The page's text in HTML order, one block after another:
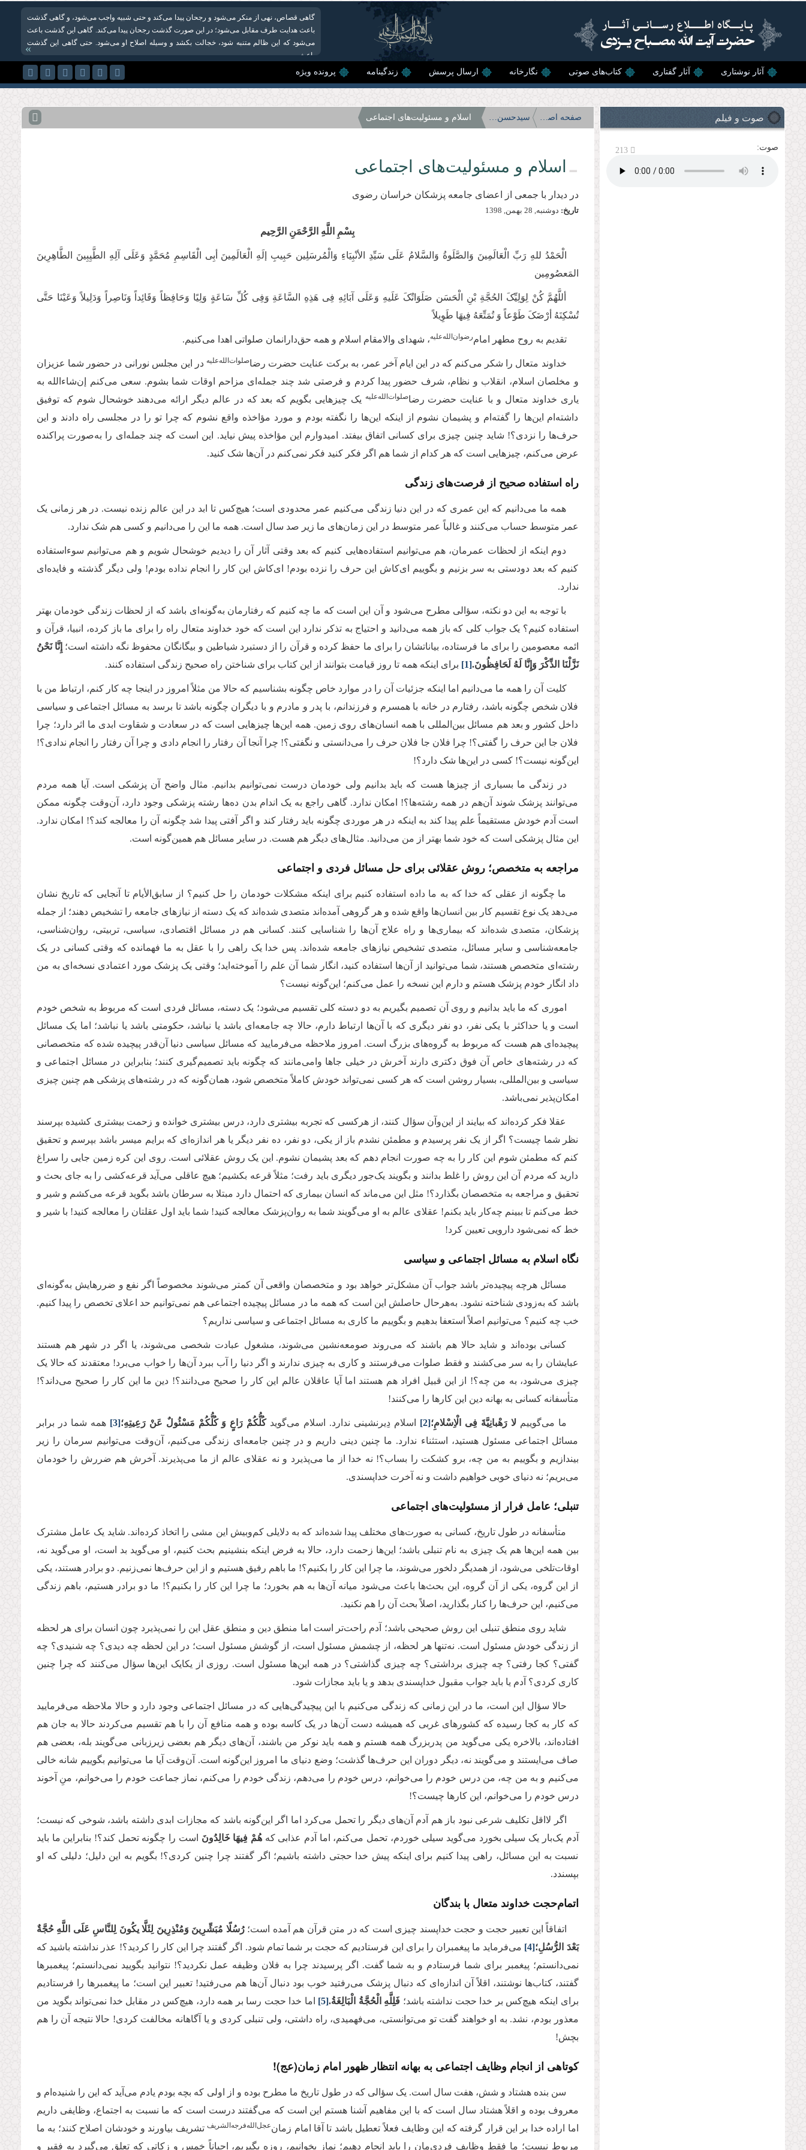
گاهی قصاص، نهی از منکر می‌شود و رجحان پیدا می‌کند و حتی شبیه واجب می‌شود، و گاهی گذشت
باعث هدایت طرف مقابل می‌شود؛ در این صورت گذشت رجحان پیدا می‌کند. گاهی این گذشت باعث
می‌شود که این ظالم متنبه شود، خجالت بکشد و وسیله اصلاح او می‌شود. حتی گاهی این گذشت
باعث...
»
آثار نوشتاری آثار گفتاری کتاب‌های صوتی نگارخانه ارسال پرسش زندگینامه پرونده ویژه
صوت و فیلم
صوت: 213
صفحه اصلی سیدحسن نصرالله؛ ولی خدا و یار امام زمان (عج) اسلام و مسئولیت‌های اجتماعی
اسلام و مسئولیت‌های اجتماعی
در دیدار با جمعی از اعضای جامعه پزشكان خراسان رضوی
تاریخ: دوشنبه, 28 بهمن, 1398
بِسْمِ اللَّهِ الرَّحْمَنِ الرَّحِیم
الْحَمْدُ للهِ رَبِّ الْعَالَمِینَ وَالصَّلَوةُ وَالسَّلامُ عَلَی سَیِّدِ الأنْبِیَاءِ وَالْمُرسَلِین حَبِیبِ إلَهِ الْعَالَمِینَ أبِی الْقَاسِمِ مُحَمَّدٍ وَعَلَی آلِهِ الطَّیِبِینَ الطَّاهِرِینَ
المَعصُومِین
أللَّهُمَّ کُنْ لِوَلِیِّکَ الحُجَّةِ بْنِ الْحَسَن صَلَوَاتُکَ عَلَیهِ وَعَلَی آبَائِهِ فِی هَذِهِ السَّاعَةِ وَفِی کُلِّ سَاعَةٍ‌ وَلِیًا وَحَافِظاً وَقَائِداً وَنَاصِراً وَدَلِیلاً وَعَیْنَا حَتَّی
تُسْکِنَهُ أرْضَکَ طَوْعاً وَ تُمَتِّعَهُ فِیهَا طَوِیلاً
تقدیم به روح مطهر امام‌رضوان‌‌الله‌‌علیه، شهدای والامقام اسلام و همه حق‌دارانمان صلواتی اهدا می‌کنیم.
خداوند متعال را شکر می‌کنم که در این ایام آخر عمر، به برکت عنایت حضرت رضا‌صلوات‌الله‌علیه در این مجلس نورانی در حضور شما عزیزان
و مخلصان اسلام، انقلاب و نظام، شرف حضور پیدا کردم و فرصتی شد چند جمله‌ای مزاحم اوقات شما بشوم. سعی می‌کنم إن‌شاء‌الله به
یاری خداوند متعال و با عنایت حضرت رضا‌صلوات‌الله‌علیه یک چیزهایی بگویم که بعد که در عالم دیگر ارائه می‌دهند خوشحال شوم که توفیق
داشته‌ام این‌ها را گفته‌ام و پشیمان نشوم از اینکه این‌ها را نگفته بودم و مورد مؤاخذه واقع نشوم که چرا تو را در مجلسی راه دادند و این
حرف‌ها را نزدی؟! شاید چنین چیزی برای کسانی اتفاق بیفتد. امیدوارم این مؤاخذه پیش نیاید. این است که چند جمله‌ای را به‌صورت پراکنده
عرض می‌کنم، چیزهایی است که هر کدام از شما هم اگر فکر کنید فکر نمی‌کنم در آن‌ها شک کنید.
راه استفاده صحیح از فرصت‌های زندگی
همه ما می‌دانیم که این عمری که در این دنیا زندگی می‌کنیم عمر محدودی است؛ هیچ‌کس تا ابد در این عالم زنده نیست. در هر زمانی یک
عمر متوسط حساب می‌کنند و غالباً عمر متوسط در این زمان‌های ما زیر صد سال است. همه ما این را می‌دانیم و کسی هم شک ندارد.
دوم اینکه از لحظات عمرمان، هم می‌توانیم استفاده‌هایی کنیم که بعد وقتی آثار آن را دیدیم خوشحال شویم و هم می‌توانیم سوءاستفاده
کنیم که بعد دودستی به سر بزنیم و بگوییم ای‌کاش این حرف را نزده بودم! ای‌کاش این کار را انجام نداده بودم! ولی دیگر گذشته و فایده‌ای
ندارد.
با توجه به این دو نکته، سؤالی مطرح می‌شود و آن این است که ما چه کنیم که رفتارمان به‌گونه‌ای باشد که از لحظات زندگی خودمان بهتر
استفاده کنیم؟ یک جواب کلی که باز همه می‌دانید و احتیاج به تذکر ندارد این است که خود خداوند متعال راه را برای ما باز کرده، انبیا، قرآن و
ائمه معصومین را برای ما فرستاده، بیاناتشان را برای ما حفظ کرده و قرآن را از دستبرد شیاطین و بیگانگان محفوظ نگه داشته است؛ إِنَّا نَحْنُ
نَزَّلْنَا الذِّكْرَ وَإِنَّا لَهُ لَحَافِظُونَ.[1] برای اینکه همه تا روز قیامت بتوانند از این کتاب برای شناختن راه صحیح زندگی استفاده کنند.
کلیت آن را همه ما می‌دانیم اما اینکه جزئیات آن را در موارد خاص چگونه بشناسیم که حالا من مثلاً امروز در اینجا چه ‌کار کنم، ارتباط من با
فلان شخص چگونه باشد، رفتارم در خانه با همسرم و فرزندانم، با پدر و مادرم و با دیگران چگونه باشد تا برسد به مسائل اجتماعی و سیاسی
داخل کشور و بعد هم مسائل بین‌المللی با همه انسان‌های روی زمین. همه این‌ها چیزهایی است که در سعادت و شقاوت ابدی ما اثر دارد؛ چرا
فلان جا این حرف را گفتی؟! چرا فلان جا فلان حرف را می‌دانستی و نگفتی؟! چرا آنجا آن رفتار را انجام دادی و چرا آن رفتار را انجام ندادی؟!
این‌گونه نیست؟! کسی در این‌ها شک دارد؟!
در زندگی ما بسیاری از چیزها هست که باید بدانیم ولی خودمان درست نمی‌توانیم بدانیم. مثال واضح آن پزشکی است. آیا همه مردم
می‌توانند پزشک شوند آن‌هم در همه رشته‌ها؟! امکان ندارد. گاهی راجع به یک اندام بدن ده‌ها رشته پزشکی وجود دارد، آن‌وقت چگونه ممکن
است آدم خودش مستقیماً علم پیدا کند به اینکه در هر موردی چگونه باید رفتار کند و اگر آفتی پیدا شد چگونه آن را معالجه کند؟! امکان ندارد.
این مثال پزشکی است که خود شما بهتر از من می‌دانید. مثال‌های دیگر هم هست. در سایر مسائل هم همین‌گونه است.
مراجعه به متخصص؛ روش عقلائی برای حل مسائل فردی و اجتماعی
ما چگونه از عقلی که خدا که به ما داده استفاده ‌کنیم برای اینکه مشکلات خودمان را حل کنیم؟ از سابق‌الأیام تا آنجایی که تاریخ نشان
می‌دهد یک نوع تقسیم کار بین انسان‌ها واقع شده و هر گروهی آمده‌اند متصدی شده‌اند که یک دسته از نیازهای جامعه را تشخیص دهند؛ از جمله
پزشکان، متصدی شده‌اند که بیماری‌ها و راه علاج آن‌ها را شناسایی کنند. کسانی هم در مسائل اقتصادی، سیاسی، تربیتی، روان‌شناسی،
جامعه‌شناسی و سایر مسائل، متصدی تشخیص نیازهای جامعه شده‌اند. پس خدا یک راهی را با عقل به ما فهمانده که وقتی کسانی در یک
رشته‌ای متخصص هستند، شما می‌توانید از آن‌ها استفاده کنید، انگار شما آن علم را آموخته‌اید؛ وقتی یک پزشک مورد اعتمادی نسخه‌ای به من
داد انگار خودم پزشک هستم و دارم این نسخه را عمل می‌کنم؛ این‌گونه نیست؟
اموری که ما باید بدانیم و روی آن تصمیم بگیریم به دو دسته کلی تقسیم می‌شود؛ یک دسته، مسائل فردی است که مربوط به شخص خودم
است و یا حداکثر با یکی نفر، دو نفر دیگری که با آن‌ها ارتباط دارم، حالا چه جامعه‌ای باشد یا نباشد، حکومتی باشد یا نباشد؛ اما یک مسائل
پیچیده‌ای هم هست که مربوط به گروه‌های بزرگ است. امروز ملاحظه می‌فرمایید که مسائل سیاسی دنیا آن‌قدر پیچیده شده که متخصصانی
که در رشته‌های خاص آن فوق دکتری دارند آخرش در خیلی جاها وامی‌مانند که چگونه باید تصمیم‌گیری کنند؛ بنابراین در مسائل اجتماعی و
سیاسی و بین‌المللی، بسیار روشن است که هر کسی نمی‌تواند خودش کاملاً متخصص شود، همان‌گونه که در رشته‌های پزشکی هم چنین چیزی
امکان‌پذیر نمی‌باشد.
عقلا فکر کرده‌اند که بیایند از این‌وآن سؤال کنند، از هرکسی که تجربه بیشتری دارد، درس بیشتری خوانده و زحمت بیشتری کشیده بپرسند
نظر شما چیست؟ اگر از یک نفر پرسیدم و مطمئن نشدم باز از یکی، دو نفر، ده نفر دیگر یا هر اندازه‌ای که برایم میسر باشد بپرسم و تحقیق
کنم که مطمئن شوم این کار را به چه صورت انجام دهم که بعد پشیمان نشوم. این یک روش عقلائی است. روی این کره زمین جایی را سراغ
دارید که مردم آن این روش را غلط بدانند و بگویند یک‌جور دیگری باید رفت؛ مثلاً قرعه بکشیم؛ هیچ عاقلی می‌آید قرعه‌کشی را به جای بحث و
تحقیق و مراجعه به متخصصان بگذارد؟! مثل این می‌ماند که انسان بیماری که احتمال دارد مبتلا به سرطان باشد بگوید قرعه می‌کشم و شیر و
خط می‌کنم تا ببینم چه‌کار باید بکنم! عقلای عالم به او می‌گویند شما به روان‌پزشک معالجه کنید! شما باید اول عقلتان را معالجه کنید! با شیر و
خط که نمی‌شود دارویی تعیین کرد!
نگاه اسلام به مسائل اجتماعی و سیاسی
مسائل هرچه پیچیده‌تر باشد جواب آن مشکل‌تر خواهد بود و متخصصان واقعی آن کمتر می‌شوند مخصوصاً اگر نفع و ضررهایش به‌گونه‌ای
باشد که به‌زودی شناخته نشود. به‌هرحال حاصلش این است که همه ما در مسائل پیچیده اجتماعی هم نمی‌توانیم حد اعلای تخصص را پیدا کنیم.
خب چه کنیم؟ می‌توانیم اصلاً استعفا بدهیم و بگوییم ما کاری به مسائل اجتماعی و سیاسی نداریم؟
کسانی بوده‌اند و شاید حالا هم باشند که می‌روند صومعه‌نشین می‌شوند، مشغول عبادت شخصی می‌شوند، یا اگر در شهر هم هستند
عبایشان را به سر می‌کشند و فقط صلوات می‌فرستند و کاری به چیزی ندارند و اگر دنیا را آب ببرد آن‌ها را خواب می‌برد! معتقدند که حالا یک
چیزی می‌شود، به من چه؟! از این قبیل افراد هم هستند اما آیا عاقلان عالم این کار را صحیح می‌دانند؟! دین ما این کار را صحیح می‌داند؟!
متأسفانه کسانی به بهانه دین این کارها را می‌کنند!
ما می‌گوییملا رَهْبانِیَّةَ فِی الْاِسْلامِ؛[2] اسلام دِیرنشینی ندارد. اسلام می‌گویدكُلُّكُمْ رَاعٍ وَ كُلُّكُمْ مَسْئُولٌ عَنْ رَعِیتِهِ؛[3] همه شما در برابر
مسائل اجتماعی مسئول هستید، استثناء ندارد. ما چنین دینی داریم و در چنین جامعه‌ای زندگی می‌کنیم، آن‌وقت می‌توانیم سرمان را زیر
بیندازیم و بگوییم به من چه، برو کشکت را بساب؟! نه خدا از ما می‌پذیرد و نه عقلای عالم از ما می‌پذیرند. آخرش هم ضررش را خودمان
می‌بریم؛ نه دنیای خوبی خواهیم داشت و نه آخرت خداپسندی.
تنبلی؛ عامل فرار از مسئولیت‌های اجتماعی
متأسفانه در طول تاریخ، کسانی به صورت‌های مختلف پیدا شده‌اند که به دلایلی کم‌وبیش این مشی را اتخاذ کرده‌اند. شاید یک عامل مشترک
بین همه این‌ها هم یک چیزی به نام تنبلی باشد؛ این‌ها زحمت دارد، حالا به فرض اینکه بنشینیم بحث کنیم، او می‌گوید بد است، او می‌گوید نه،
اوقات‌تلخی می‌شود، از همدیگر دلخور می‌شوند، ما چرا این کار را بکنیم؟! ما باهم رفیق هستیم و از این حرف‌ها نمی‌زنیم. دو برادر هستند، یکی
از این گروه، یکی از آن گروه، این بحث‌ها باعث می‌شود میانه آن‌ها به هم بخورد؛ ما چرا این کار را بکنیم؟! ما دو برادر هستیم، باهم زندگی
می‌کنیم، این حرف‌ها را کنار بگذارید، اصلاً بحث آن را هم نکنید.
شاید روی منطق تنبلی این روش صحیحی باشد؛ آدم راحت‌تر است اما منطق دین و منطق عقل این را نمی‌پذیرد چون انسان برای هر لحظه
از زندگی خودش مسئول است. نه‌تنها هر لحظه، از چشمش مسئول است، از گوشش مسئول است؛ در این لحظه چه دیدی؟ چه شنیدی؟ چه
گفتی؟ کجا رفتی؟ چه چیزی برداشتی؟ چه چیزی گذاشتی؟ در همه این‌ها مسئول است. روزی از یکایک این‌ها سؤال می‌کنند که چرا چنین
کاری کردی؟ آدم یا باید جواب مقبول خداپسندی بدهد و یا باید مجازات شود.
حالا سؤال این است، ما در این زمانی که زندگی می‌کنیم با این پیچیدگی‌هایی که در مسائل اجتماعی وجود دارد و حالا ملاحظه می‌فرمایید
که کار به کجا رسیده که کشورهای غربی که همیشه دست آن‌ها در یک کاسه بوده و همه منافع آن را با هم تقسیم می‌کردند حالا به جان ‌هم
افتاده‌اند، بالاخره یکی می‌گوید من پدربزرگ همه هستم و همه باید نوکر من باشند، آن‌های دیگر هم بعضی زیرزبانی می‌گویند بله، بعضی هم
صاف می‌ایستند و می‌گویند نه، دیگر دوران این حرف‌ها گذشت؛ وضع دنیای ما امروز این‌گونه است. آن‌وقت آیا ما می‌توانیم بگوییم شانه خالی
می‌کنیم و به من چه، من درس خودم را می‌خوانم، درس خودم را می‌دهم، زندگی خودم را می‌کنم، نماز جماعت خودم را می‌خوانم، منِ آخوند
درس خودم را می‌خوانم، این کارها چیست؟!
اگر لااقل تکلیف شرعی نبود باز هم آدم آن‌های دیگر را تحمل می‌کرد اما اگر این‌گونه باشد که مجازات ابدی داشته باشد، شوخی که نیست؛
آدم یک‌بار یک سیلی بخورد می‌گوید سیلی خوردم، تحمل می‌کنم، اما آدم عذابی کههُمْ فِیهَا خَالِدُونَ
است را چگونه تحمل کند؟! بنابراین ما باید
نسبت به این مسائل، راهی پیدا کنیم برای اینکه پیش خدا حجتی داشته باشیم؛ اگر گفتند چرا چنین کردی؟! بگویم به این دلیل؛ دلیلی که او
بپسندد.
اتمام‌حجت خداوند متعال با بندگان
اتفاقاً این تعبیر حجت و حجت خداپسند چیزی است که در متن قرآن هم آمده است؛ رُسُلًا مُبَشِّرِینَ وَمُنْذِرِینَ لِئَلَّا یكُونَ لِلنَّاسِ عَلَى اللَّهِ حُجَّةٌ
بَعْدَ الرُّسُلِ؛[4] می‌فرماید ما پیغمبران را برای این فرستادیم که حجت بر شما تمام شود. اگر گفتند چرا این کار را کردید؟! عذر نداشته باشید که
نمی‌دانستم؛ پیغمبر برای شما فرستادم و به شما گفت. اگر پرسیدند چرا به فلان وظیفه عمل نکردید؟! نتوانید بگویید نمی‌دانستم؛ پیغمبرها
گفتند، کتاب‌ها نوشتند، اقلاً آن اندازه‌ای که دنبال پزشک می‌رفتید خوب بود دنبال آن‌ها هم می‌رفتید! تعبیر این است؛ ما پیغمبرها را فرستادیم
برای اینکه هیچ‌کس بر خدا حجت نداشته باشد؛ فَلِلَّهِ الْحُجَّةُ الْبَالِغَةُ.[5] اما خدا حجت رسا بر همه دارد، هیچ‌کس در مقابل خدا نمی‌تواند بگوید من
معذور بودم، نشد. به او خواهند گفت تو می‌توانستی، می‌فهمیدی، راه داشتی، ولی تنبلی کردی و یا آگاهانه مخالفت کردی! حالا نتیجه آن را هم
بچش!
کوتاهی از انجام وظایف اجتماعی به بهانه انتظار ظهور امام زمان(عج)!
سن بنده هشتاد و شش، هفت سال است. یک سؤالی که در طول تاریخ ما مطرح بوده و از اولی که بچه بودم یادم می‌آید که این را شنیده‌ام و
معروف بوده و اقلاً هشتاد سال است که با این مفاهیم آشنا هستم این است که می‌گفتند درست است که ما نسبت به اجتماع، وظایفی داریم
اما اراده خدا بر این قرار گرفته که این وظایف فعلاً تعطیل باشد تا آقا امام زمان‌عجل‌‌الله‌‌فرجه‌‌الشریفتشریف بیاورند و خودشان اصلاح کنند؛ به ما
مربوط نیست؛ ما فقط وظایف فردی‌مان را باید انجام دهیم؛ نماز بخوانیم، روزه بگیریم، احیاناً خمس و زکاتی که تعلق می‌گیرد به فقیر و